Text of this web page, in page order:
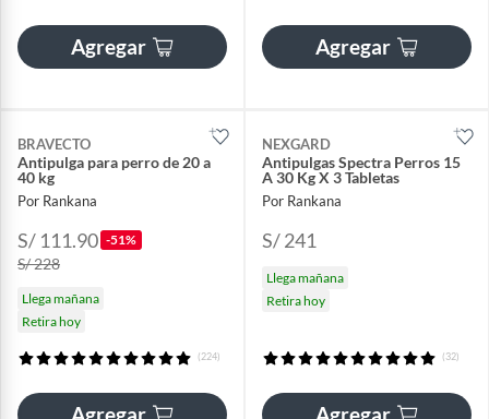
Agregar Agregar
BRAVECTO
Antipulga para perro de 20 a
40 kg
Por Rankana
S/ 111.90 -51%
S/ 228
Llega mañana
Retira hoy
(224)
Agregar
NEXGARD
Antipulgas Spectra Perros 15
A 30 Kg X 3 Tabletas
Por Rankana
S/ 241
Llega mañana
Retira hoy
(32)
Agregar